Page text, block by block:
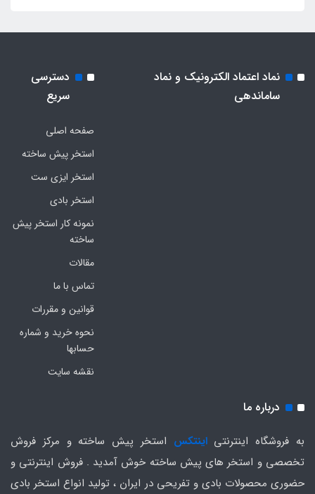
نماد اعتماد الکترونیک و نماد
ساماندهی
دسترسی
سریع
صفحه اصلی
استخر پیش ساخته
استخر ایزی ست
استخر بادی
نمونه کار استخر پیش
ساخته
مقالات
تماس با ما
قوانین و مقررات
نحوه خرید و شماره
حسابها
نقشه سایت
درباره ما
به فروشگاه اینترنتیاینتکس استخر پیش ساخته و مرکز فروش
تخصصی و استخر های پیش ساخته خوش آمدید . فروش اینترنتی و
حضوری محصولات بادی و تفریحی در ایران ، تولید انواع استخر بادی